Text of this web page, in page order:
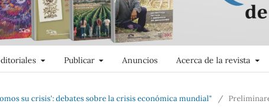
Publicar Anuncios Acerca de la revista
su crisis': debates sobre la crisis económica mundial" /